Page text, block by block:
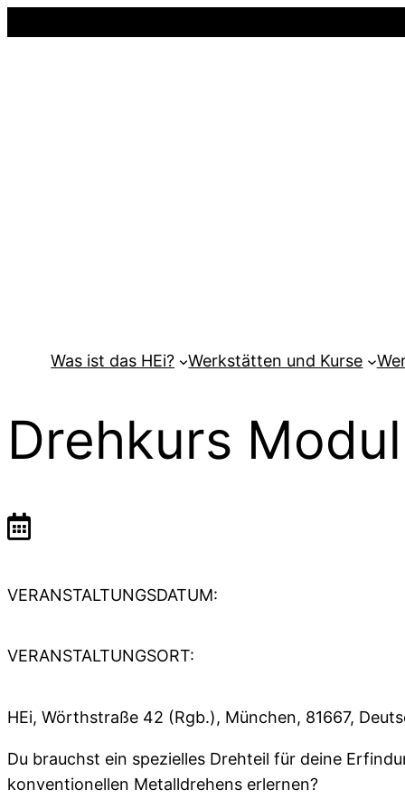
Was ist das HEi? Werkstätten und Kurse
Drehkurs
VERANSTALTUNGSDATUM:
VERANSTALTUNGSORT:
HEi, Wörthstraße 42 (Rgb.), München, 81667,
Du brauchst ein spezielles Drehteil für deine
konventionellen Metalldrehens erlernen?